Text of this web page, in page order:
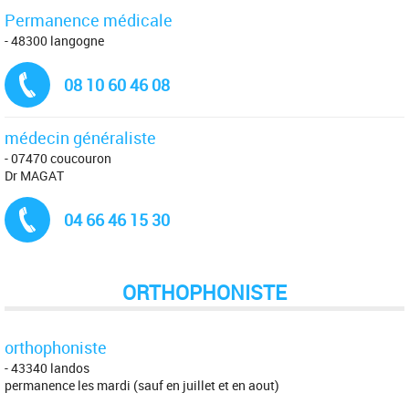
Permanence médicale
- 48300 langogne
08 10 60 46 08
médecin généraliste
- 07470 coucouron
Dr MAGAT
04 66 46 15 30
ORTHOPHONISTE
orthophoniste
- 43340 landos
permanence les mardi (sauf en juillet et en aout)